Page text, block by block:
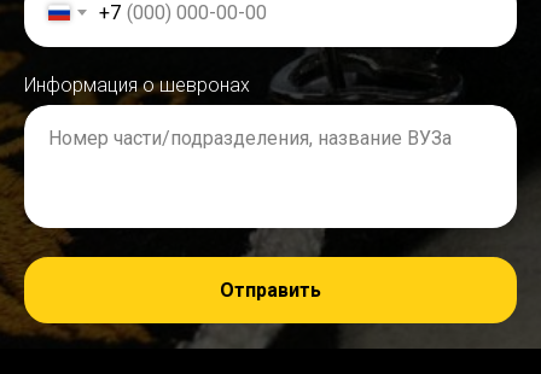
+7
Информация о шевронах
Номер части/подразделения, название ВУЗа
Отправить